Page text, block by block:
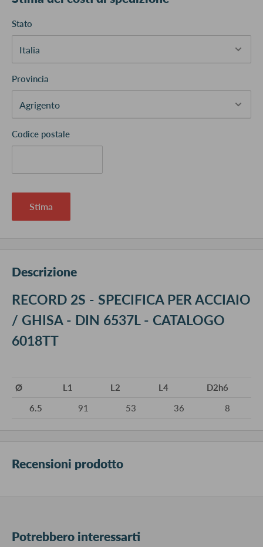
Stato
Provincia
Codice postale
Stima
Descrizione
RECORD 2S - SPECIFICA PER ACCIAIO
/ GHISA - DIN 6537L - CATALOGO
6018TT
Ø L1 L2 L4
D2h6
6.5
91 53 36 8
Recensioni prodotto
Potrebbero interessarti